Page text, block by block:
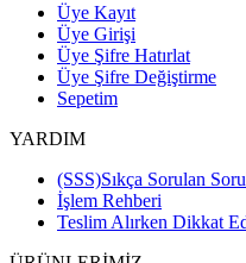
Üye Kayıt
Üye Girişi
Üye Şifre Hatırlat
Üye Şifre Değiştirme
Sepetim
YARDIM
(SSS)Sıkça Sorulan
İşlem Rehberi
Teslim Alırken Dikkat